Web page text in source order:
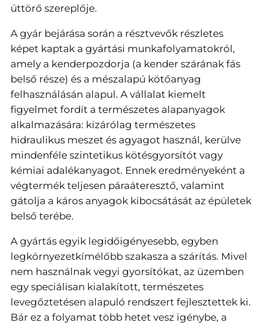
úttörő szereplője.
A gyár bejárása során a résztvevők részletes
képet kaptak a gyártási munkafolyamatokról,
amely a kenderpozdorja (a kender szárának fás
belső része) és a mészalapú kötőanyag
felhasználásán alapul. A vállalat kiemelt
figyelmet fordít a természetes alapanyagok
alkalmazására: kizárólag természetes
hidraulikus meszet és agyagot használ, kerülve
mindenféle szintetikus kötésgyorsítót vagy
kémiai adalékanyagot. Ennek eredményeként a
végtermék teljesen páraáteresztő, valamint
gátolja a káros anyagok kibocsátását az épületek
belső terébe.
A gyártás egyik legidőigényesebb, egyben
legkörnyezetkímélőbb szakasza a szárítás. Mivel
nem használnak vegyi gyorsítókat, az üzemben
egy speciálisan kialakított, természetes
levegőztetésen alapuló rendszert fejlesztettek ki.
Bár ez a folyamat több hetet vesz igénybe, a